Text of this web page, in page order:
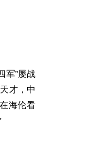
军”屡战
才，中
海伦看